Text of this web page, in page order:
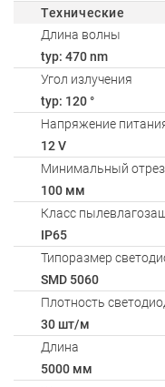
Технические
Длина волны
typ: 470 nm
Угол излучения
typ: 120 °
Напряжение
12 V
Минимальный
100 мм
Класс
IP65
Типоразмер
SMD 5060
Плотность
30 шт/м
Длина
5000 мм